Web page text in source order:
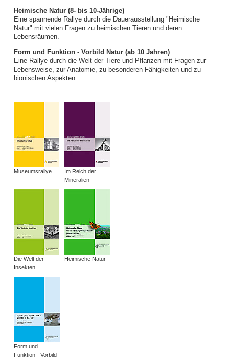
Heimische Natur (8- bis 10-Jährige)
Eine spannende Rallye durch die Dauerausstellung "Heimische
Natur" mit vielen Fragen zu heimischen Tieren und deren
Lebensräumen.
Form und Funktion - Vorbild Natur (ab 10 Jahren)
Eine Rallye durch die Welt der Tiere und Pflanzen mit Fragen zur
Lebensweise, zur Anatomie, zu besonderen Fähigkeiten und zu
bionischen Aspekten.
Museumsrallye
Im Reich der
Mineralien
Die Welt der
Insekten
Heimische Natur
Form und
Funktion - Vorbild